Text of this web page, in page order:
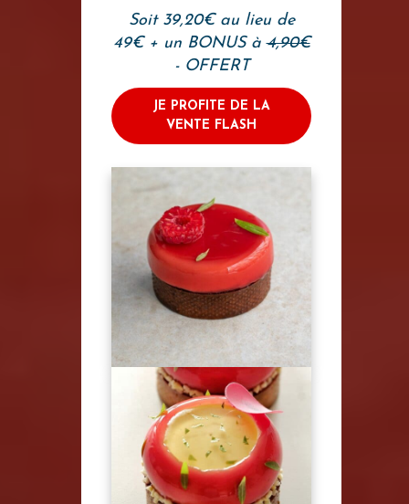
Soit 39,20€ au lieu de
49€ + un BONUS à4,90€
- OFFERT
JE PROFITE DE LA
VENTE FLASH